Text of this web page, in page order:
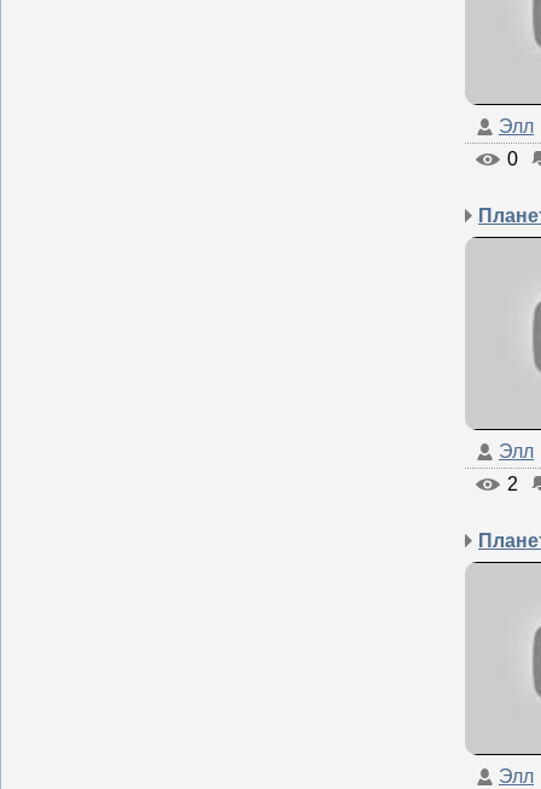
Элл
0
Элл
2
Элл